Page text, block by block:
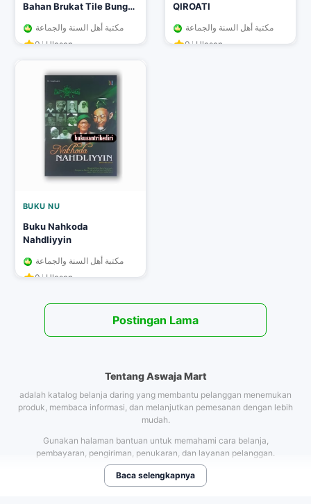
Bahan Brukat Tile Bunga
مكتبة أهل السنة والجماعة
0 Ulasan
QIROATI
مكتبة أهل السنة والجماعة
0 Ulasan
BUKU NU
Buku Nahkoda
Nahdliyyin
مكتبة أهل السنة والجماعة
0 Ulasan
Postingan Lama
Tentang Aswaja Mart
adalah katalog belanja daring yang membantu pelanggan menemukan
produk, membaca informasi, dan melanjutkan pemesanan dengan lebih
mudah.
Gunakan halaman bantuan untuk memahami cara belanja,
pembayaran, pengiriman, penukaran, dan layanan pelanggan.
Pastikan seluruh informasi produk, harga, stok, dan kebijakan toko
selalu diperbarui agar pengalaman pelanggan tetap jelas dan
Baca selengkapnya